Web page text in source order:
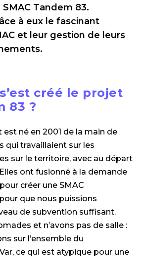
Tandem 83.
à eux le fascinant
et leur gestion de leurs
créé le projet
83 ?
est né en 2001 de la main de
qui travaillaient sur les
sur le territoire, avec au départ
ont fusionné à la demande
créer une SMAC
que nous puissions
de subvention suffisant.
et n’avons pas de salle :
sur l’ensemble du
ce qui est atypique pour une